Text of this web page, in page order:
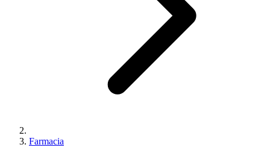
Farmacia